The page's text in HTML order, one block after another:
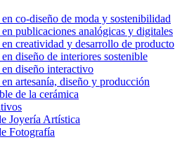
co-diseño de moda y sostenibilidad
publicaciones analógicas y digitales
creatividad y desarrollo de producto
diseño de interiores sostenible
diseño interactivo
artesanía, diseño y producción
de la cerámica
Joyería Artística
Fotografía